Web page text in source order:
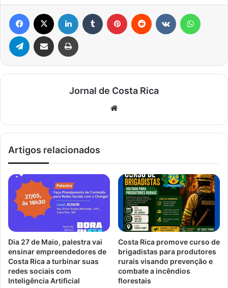
Facebook Linkedin Tumblr Pinterest Reddit
Telegram Compartilhar via e-mail Imprimir
Jornal de Costa Rica
Artigos relacionados
Dia 27 de Maio, palestra vai
ensinar empreendedores de
Costa Rica a turbinar suas
redes sociais com
Inteligência Artificial
Costa Rica promove curso de
brigadistas para produtores
rurais visando prevenção e
combate a incêndios
florestais